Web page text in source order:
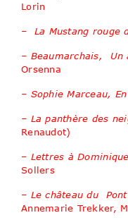
Lorin
– La Mustang rouge
– Beaumarchais,
Orsenna
– Sophie Marceau,
– La panthère des
Renaudot)
– Lettres à
Sollers
– Le château du
Annemarie Trekker,